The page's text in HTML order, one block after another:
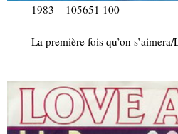
1983 – 105651 100
La première fois qu’on s’aimera/